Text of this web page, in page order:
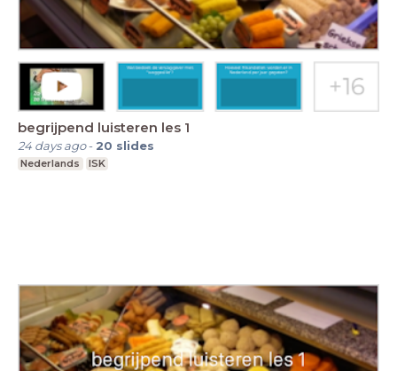
begrijpend luisteren les 1
24 days ago- 20 slides
Nederlands ISK